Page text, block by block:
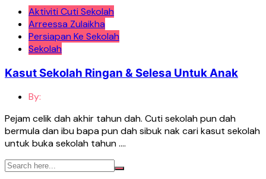
Aktiviti Cuti Sekolah
Arreessa Zulaikha
Persiapan Ke Sekolah
Sekolah
Kasut Sekolah Ringan & Selesa Untuk Anak
By:
Pejam celik dah akhir tahun dah. Cuti sekolah pun dah
bermula dan ibu bapa pun dah sibuk nak cari kasut sekolah
untuk buka sekolah tahun ….